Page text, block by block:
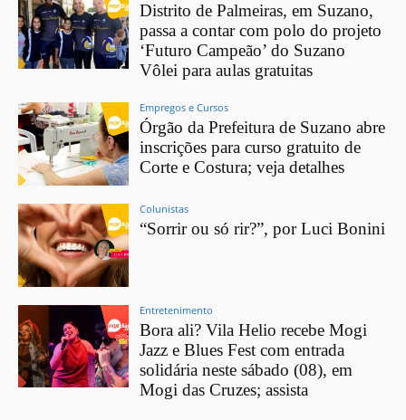
Distrito de Palmeiras, em Suzano,
passa a contar com polo do projeto
‘Futuro Campeão’ do Suzano
Vôlei para aulas gratuitas
Empregos e Cursos
Órgão da Prefeitura de Suzano abre
inscrições para curso gratuito de
Corte e Costura; veja detalhes
Colunistas
“Sorrir ou só rir?”, por Luci Bonini
Entretenimento
Bora ali? Vila Helio recebe Mogi
Jazz e Blues Fest com entrada
solidária neste sábado (08), em
Mogi das Cruzes; assista